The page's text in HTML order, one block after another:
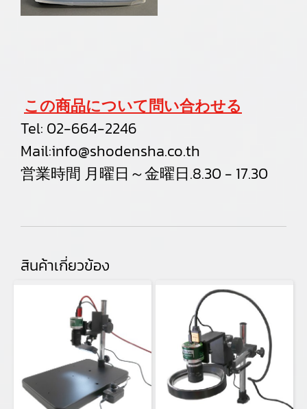
この商品について問い合わせる
Tel: 02-664-2246
Mail:info@shodensha.co.th
営業時間 月曜日～金曜日.8.30 - 17.30
สินค้าเกี่ยวข้อง